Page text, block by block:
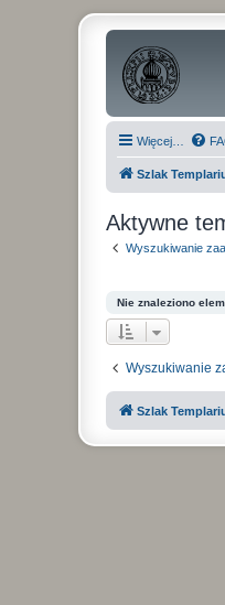
Więcej…
Szlak
Aktywne
Wyszukiwanie
Nie znaleziono
Wyszukiwanie
Szlak